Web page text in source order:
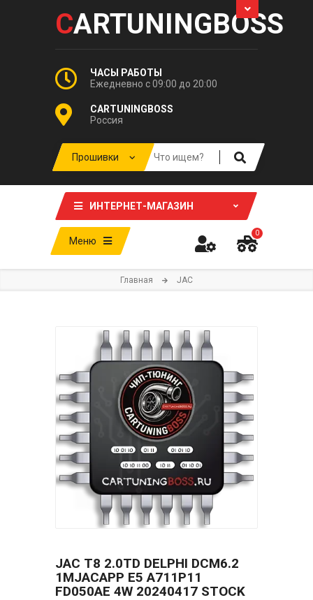
CARTUNINGBOSS
ЧАСЫ РАБОТЫ
Ежедневно с 09:00 до 20:00
CARTUNINGBOSS
Россия
ИНТЕРНЕТ-МАГАЗИН
Меню
0
Главная JAC
JAC T8 2.0TD DELPHI DCM6.2
1MJACAPP E5 A711P11
FD050AE 4W 20240417 STOCK